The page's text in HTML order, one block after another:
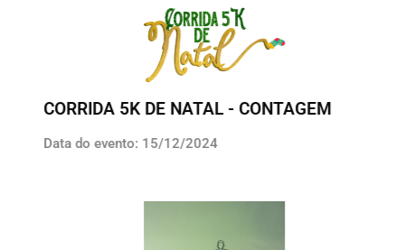
CORRIDA 5K DE NATAL - CONTAGEM
Data do evento: 15/12/2024